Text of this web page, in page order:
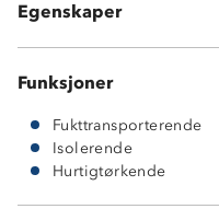
Egenskaper
Lett isolerende
Funksjoner
Fukttransporterende
Isolerende
Hurtigtørkende